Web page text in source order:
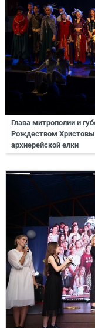
Глава митрополии и
Рождеством
архиерейской елки